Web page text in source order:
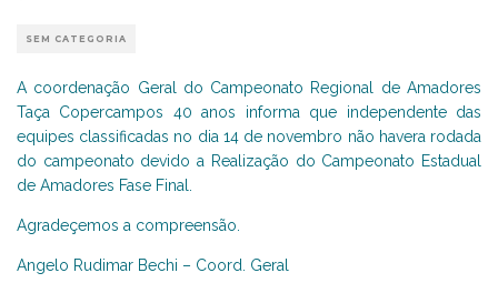
SEM CATEGORIA
A coordenação Geral do Campeonato Regional de Amadores
Taça Copercampos 40 anos informa que independente das
equipes classificadas no dia 14 de novembro não havera rodada
do campeonato devido a Realização do Campeonato Estadual
de Amadores Fase Final.
Agradeçemos a compreensão.
Angelo Rudimar Bechi – Coord. Geral